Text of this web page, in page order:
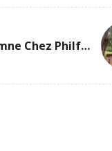
Profitez De L’automne Chez Philfruits En Famille